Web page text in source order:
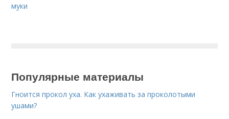
муки
Популярные материалы
Гноится прокол уха. Как ухаживать за проколотыми
ушами?